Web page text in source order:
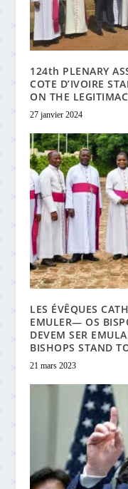
124th PLENARY
COTE D’IVOIRE
ON THE
27 janvier 2024
LES ÉVÊQUES
EMULER— OS
DEVEM SER
BISHOPS STAND
21 mars 2023